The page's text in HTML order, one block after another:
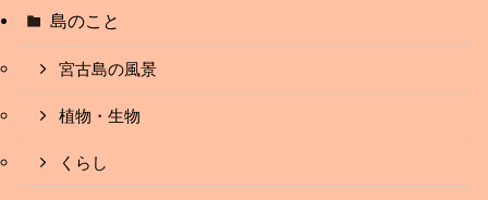
島のこと
宮古島の風景
植物・生物
くらし